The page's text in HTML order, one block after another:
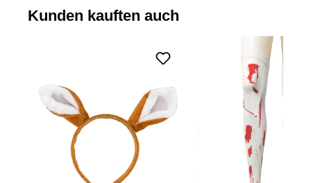
Kunden kauften auch